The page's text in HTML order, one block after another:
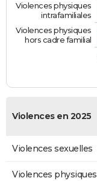
Violences physiques
intrafamiliales
Violences physiques
hors cadre familial
Violences en 2025
Violences sexuelles
Violences physiques